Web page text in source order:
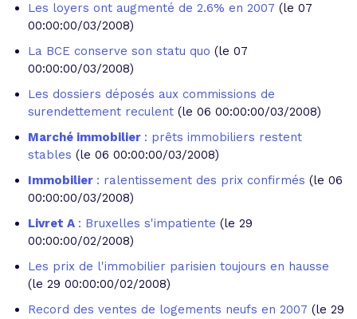
Les loyers ont augmenté de 2.6% en 2007 (le 07
00:00:00/03/2008)
La BCE conserve son statu quo (le 07
00:00:00/03/2008)
Les dossiers déposés aux commissions de
surendettement reculent (le 06 00:00:00/03/2008)
Marché immobilier : prêts immobiliers restent
stables (le 06 00:00:00/03/2008)
Immobilier : ralentissement des prix confirmés (le 06
00:00:00/03/2008)
Livret A : Bruxelles s'impatiente (le 29
00:00:00/02/2008)
Les prix de l'immobilier parisien toujours en hausse
(le 29 00:00:00/02/2008)
Record des ventes de logements neufs en 2007 (le 29